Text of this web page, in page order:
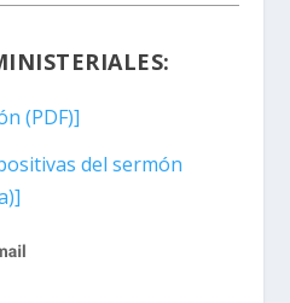
(PDF)]
del sermón